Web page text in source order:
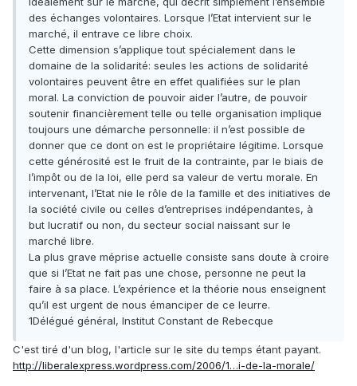
des échanges volontaires. Lorsque l’Etat intervient sur le
marché, il entrave ce libre choix.
Cette dimension s’applique tout spécialement dans le
domaine de la solidarité: seules les actions de solidarité
volontaires peuvent être en effet qualifiées sur le plan
moral. La conviction de pouvoir aider l’autre, de pouvoir
soutenir financièrement telle ou telle organisation implique
toujours une démarche personnelle: il n’est possible de
donner que ce dont on est le propriétaire légitime. Lorsque
cette générosité est le fruit de la contrainte, par le biais de
l’impôt ou de la loi, elle perd sa valeur de vertu morale. En
intervenant, l’Etat nie le rôle de la famille et des initiatives de
la société civile ou celles d’entreprises indépendantes, à
but lucratif ou non, du secteur social naissant sur le
marché libre.
La plus grave méprise actuelle consiste sans doute à croire
que si l’Etat ne fait pas une chose, personne ne peut la
faire à sa place. L’expérience et la théorie nous enseignent
qu’il est urgent de nous émanciper de ce leurre.
1Délégué général, Institut Constant de Rebecque
C'est tiré d'un blog, l'article sur le site du temps étant payant.
http://liberalexpress.wordpress.com/2006/1…i-de-la-morale/